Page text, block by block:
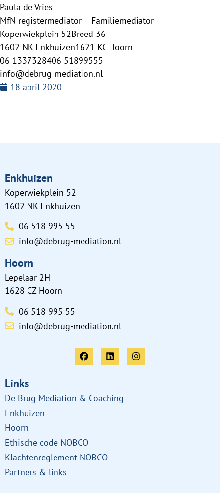
Paula de Vries
MfN registermediator – Familiemediator
Koperwiekplein 52Breed 36
1602 NK Enkhuizen1621 KC Hoorn
06 1337328406 51899555
info@debrug-mediation.nl
18 april 2020
Enkhuizen
Koperwiekplein 52
1602 NK Enkhuizen
06 518 995 55
info@debrug-mediation.nl
Hoorn
Lepelaar 2H
1628 CZ Hoorn
06 518 995 55
info@debrug-mediation.nl
Links
De Brug Mediation & Coaching
Enkhuizen
Hoorn
Ethische code NOBCO
Klachtenreglement NOBCO
Partners & links